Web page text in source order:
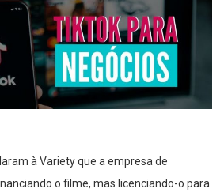
à Variety que a empresa de
o filme, mas licenciando-o para